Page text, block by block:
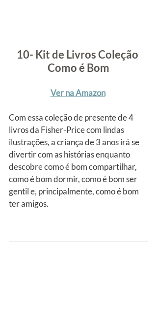
10- Kit de Livros Coleção
Como é Bom
Ver na Amazon
Com essa coleção de presente de 4
livros da Fisher-Price com lindas
ilustrações, a criança de 3 anos irá se
divertir com as histórias enquanto
descobre como é bom compartilhar,
como é bom dormir, como é bom ser
gentil e, principalmente, como é bom
ter amigos.